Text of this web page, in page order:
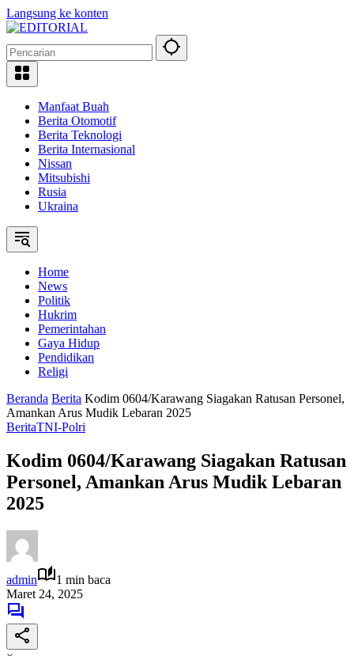
Langsung ke konten
Manfaat Buah
Berita Otomotif
Berita Teknologi
Berita Internasional
Nissan
Mitsubishi
Rusia
Ukraina
Home
News
Politik
Hukrim
Pemerintahan
Gaya Hidup
Pendidikan
Religi
Beranda Berita Kodim 0604/Karawang Siagakan Ratusan Personel,
Amankan Arus Mudik Lebaran 2025
BeritaTNI-Polri
Kodim 0604/Karawang Siagakan Ratusan
Personel, Amankan Arus Mudik Lebaran
2025
admin
1 min baca
Maret 24, 2025